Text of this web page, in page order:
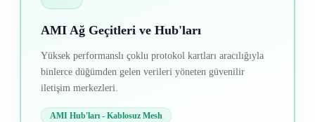
AMI Ağ Geçitleri ve Hub'ları
Yüksek performanslı çoklu protokol kartları aracılığıyla
binlerce düğümden gelen verileri yöneten güvenilir
iletişim merkezleri.
AMI Hub'ları - Kablosuz Mesh